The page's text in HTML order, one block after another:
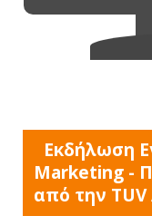
Εκδήλωση
Marketing -
από την TUV